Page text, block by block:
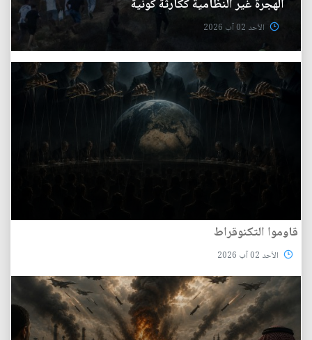
الهجرة غير النظامية ككارثة كونية
الأحد 02 آب 2026
قاوموا التكنوقراط
الأحد 02 آب 2026